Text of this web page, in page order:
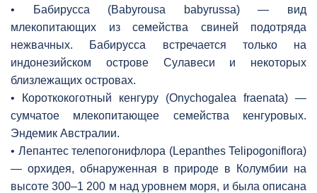
• Бабирусса (Babyrousa babyrussa) — вид
млекопитающих из семейства свиней подотряда
нежвачных. Бабирусса встречается только на
индонезийском острове Сулавеси и некоторых
близлежащих островах.
• Короткокоготный кенгуру (Onychogalea fraenata) —
сумчатое млекопитающее семейства кенгуровых.
Эндемик Австралии.
• Лепантес телепогонифлора (Lepanthes Telipogoniflora)
— орхидея, обнаруженная в природе в Колумбии на
высоте 300–1 200 м над уровнем моря, и была описана